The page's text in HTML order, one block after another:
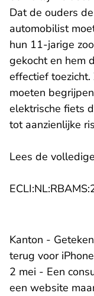
Dat de ouders
automobilist
hun 11-jarige
gekocht en hem
effectief
moeten
elektrische fiets
tot aanzienlijke
Lees de
Kanton -
terug voor
2 mei - Een
een website